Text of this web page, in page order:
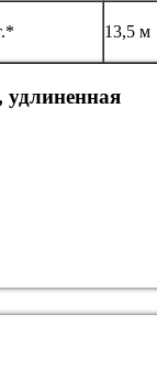
13,5 м
удлиненная